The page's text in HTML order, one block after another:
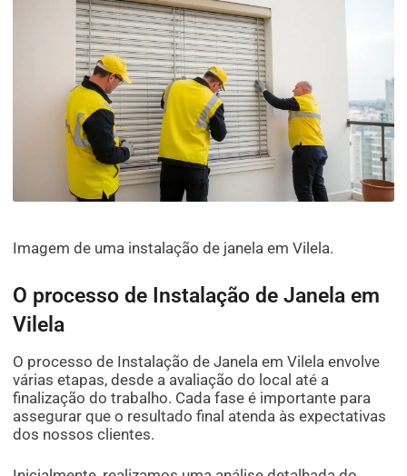
Imagem de uma instalação de janela em Vilela.
O processo de Instalação de Janela em
Vilela
O processo de Instalação de Janela em Vilela envolve
várias etapas, desde a avaliação do local até a
finalização do trabalho. Cada fase é importante para
assegurar que o resultado final atenda às expectativas
dos nossos clientes.